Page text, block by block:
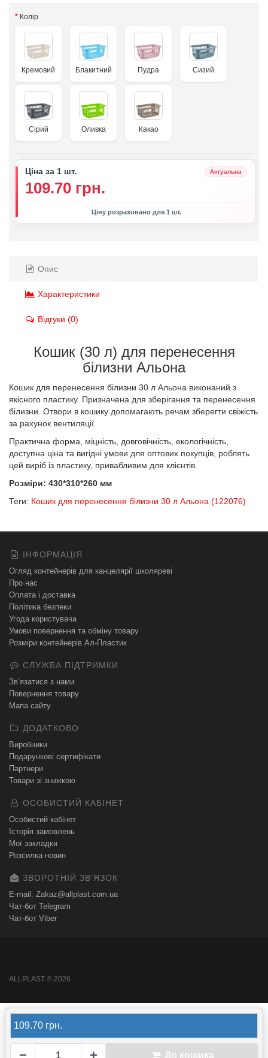
Колір
Кремовий Блакитний Пудра Сизий
Сірий Оливка Какао
Ціна за 1 шт. Актуальна
109.70 грн.
Ціну розраховано для 1 шт.
109.70 грн.
До кошика
Опис
Характеристики
Відгуки (0)
Кошик (30 л) для перенесення
білизни Альона
Кошик для перенесення білизни 30 л Альона виконаний з
якісного пластику. Призначена для зберігання та перенесення
білизни. Отвори в кошику допомагають речам зберегти свіжість
за рахунок вентиляції.
Практична форма, міцність, довговічність, екологічність,
доступна ціна та вигідні умови для оптових покупців, роблять
цей виріб із пластику, привабливим для клієнтів.
Розміри: 430*310*260 мм
Теги: Кошик для перенесення білизни 30 л Альона (122076)
ІНФОРМАЦІЯ
Огляд контейнерів для канцелярії школяреві
Про нас
Оплата і доставка
Політика безпеки
Угода користувача
Умови повернення та обміну товару
Розміри контейнерів Ал-Пластик
СЛУЖБА ПІДТРИМКИ
Зв’язатися з нами
Повернення товару
Мапа сайту
ДОДАТКОВО
Виробники
Подарункові сертифікати
Партнери
Товари зі знижкою
ОСОБИСТИЙ КАБІНЕТ
Особистий кабінет
Історія замовлень
Мої закладки
Розсилка новин
ЗВОРОТНІЙ ЗВʼЯЗОК
E-mail: Zakaz@allplast.com.ua
Чат-бот Telegram
Чат-бот Viber
ALLPLAST © 2026